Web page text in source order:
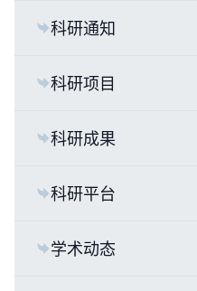
科研通知
科研项目
科研成果
科研平台
学术动态